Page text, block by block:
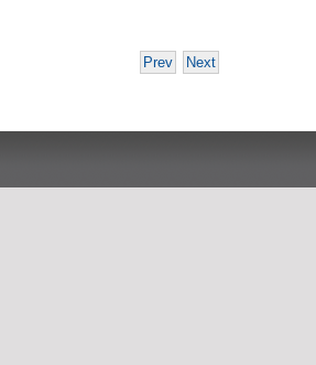
Prev Next